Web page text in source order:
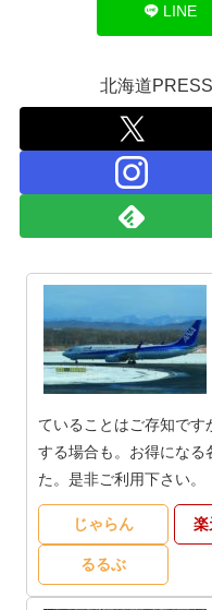
LINE
北海道
ていることはご存知で
する場合も。お得になる
た。是非ご利用下さい。
じゃらん 楽
るるぶ